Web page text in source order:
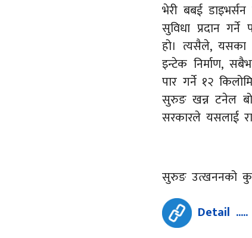
भेरी बबई
सुविधा प्रदान
हो। त्यसैले, यसका
इन्टेक निर्माण,
पार गर्ने १२
सुरुङ खन्न टनेल
सरकारले यसलाई
सुरुङ उत्खननको
Detail .....